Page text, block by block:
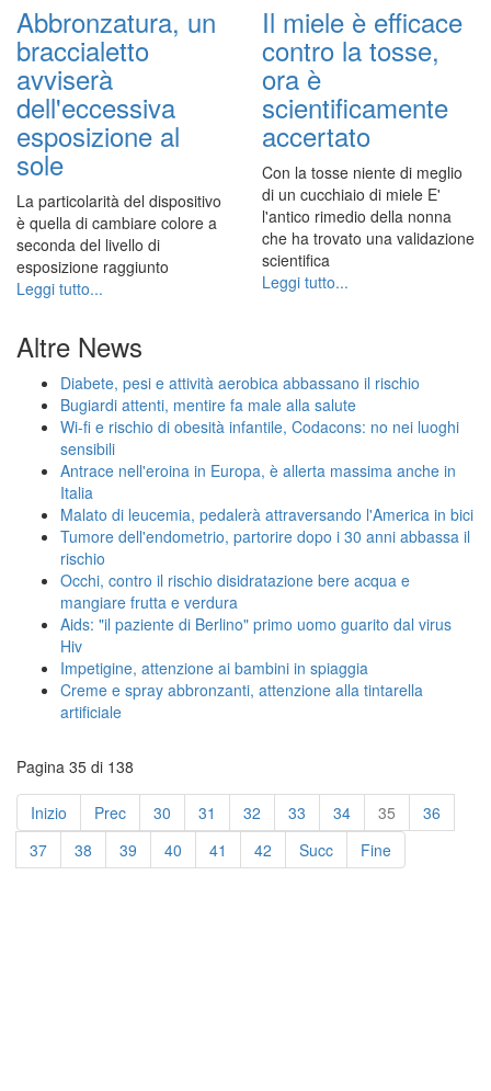
Abbronzatura, un
braccialetto
avviserà
dell'eccessiva
esposizione al
sole
La particolarità del dispositivo
è quella di cambiare colore a
seconda del livello di
esposizione raggiunto
Leggi tutto...
Il miele è efficace
contro la tosse,
ora è
scientificamente
accertato
Con la tosse niente di meglio
di un cucchiaio di miele E'
l'antico rimedio della nonna
che ha trovato una validazione
scientifica
Leggi tutto...
Altre News
Diabete, pesi e attività aerobica abbassano il rischio
Bugiardi attenti, mentire fa male alla salute
Wi-fi e rischio di obesità infantile, Codacons: no nei luoghi
sensibili
Antrace nell'eroina in Europa, è allerta massima anche in
Italia
Malato di leucemia, pedalerà attraversando l'America in bici
Tumore dell'endometrio, partorire dopo i 30 anni abbassa il
rischio
Occhi, contro il rischio disidratazione bere acqua e
mangiare frutta e verdura
Aids: "il paziente di Berlino" primo uomo guarito dal virus
Hiv
Impetigine, attenzione ai bambini in spiaggia
Creme e spray abbronzanti, attenzione alla tintarella
artificiale
Pagina 35 di 138
Inizio Prec 30 31 32 33 34 35
36
37
38 39 40 41 42 Succ Fine